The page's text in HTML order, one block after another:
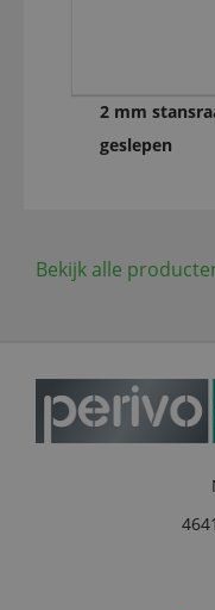
2 mm
geslepen
Bekijk alle